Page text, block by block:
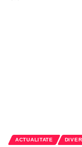
ACTUALITATE